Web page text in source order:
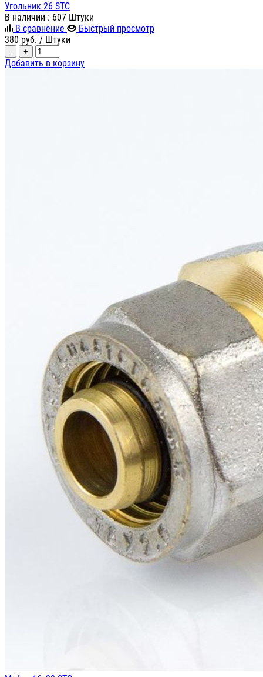
Угольник 26 STC
В наличии : 607 Штуки
В сравнение
Быстрый просмотр
380 руб. / Штуки
- +
Добавить в корзину